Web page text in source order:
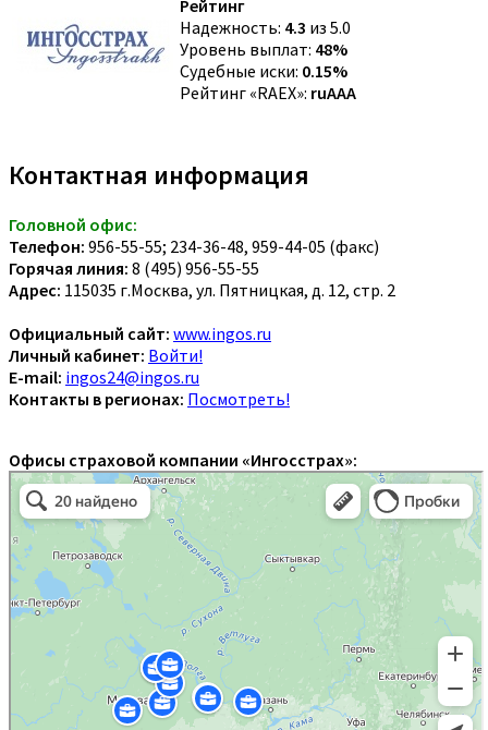
Рейтинг
Надежность: 4.3 из 5.0
Уровень выплат: 48%
Судебные иски: 0.15%
Рейтинг «RAEX»: ruAAA
Контактная информация
Головной офис:
Телефон: 956-55-55; 234-36-48, 959-44-05 (факс)
Горячая линия: 8 (495) 956-55-55
Адрес: 115035 г.Москва, ул. Пятницкая, д. 12, стр. 2
Официальный сайт: www.ingos.ru
Личный кабинет: Войти!
E-mail: ingos24@ingos.ru
Контакты в регионах: Посмотреть!
Офисы страховой компании «Ингосстрах»: